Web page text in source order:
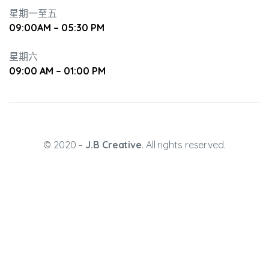
星期一至五
09:00AM – 05:30 PM
星期六
09:00 AM – 01:00 PM
© 2020 – J.B Creative. All rights reserved.
養幼兒